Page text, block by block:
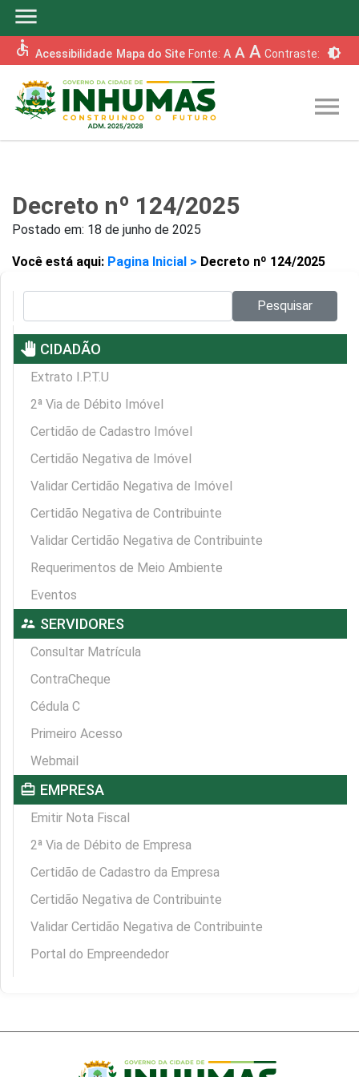
menu
accessible Acessibilidade Mapa do Site Fonte: A A A Contraste: brightness_6
menu
Decreto nº 124/2025
Postado em: 18 de junho de 2025
Você está aqui: Pagina Inicial > Decreto nº 124/2025
Pesquisar
pan_tool CIDADÃO
Extrato I.P.T.U
2ª Via de Débito Imóvel
Certidão de Cadastro Imóvel
Certidão Negativa de Imóvel
Validar Certidão Negativa de Imóvel
Certidão Negativa de Contribuinte
Validar Certidão Negativa de Contribuinte
Requerimentos de Meio Ambiente
Eventos
supervisor_account SERVIDORES
Consultar Matrícula
ContraCheque
Cédula C
Primeiro Acesso
Webmail
card_travel EMPRESA
Emitir Nota Fiscal
2ª Via de Débito de Empresa
Certidão de Cadastro da Empresa
Certidão Negativa de Contribuinte
Validar Certidão Negativa de Contribuinte
Portal do Empreendedor